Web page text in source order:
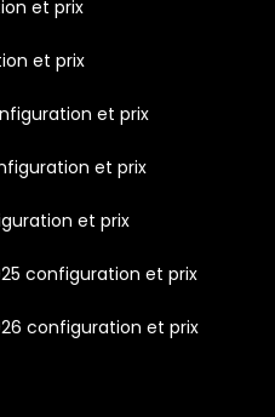
et prix
et prix
et prix
et prix
et prix
configuration et prix
configuration et prix